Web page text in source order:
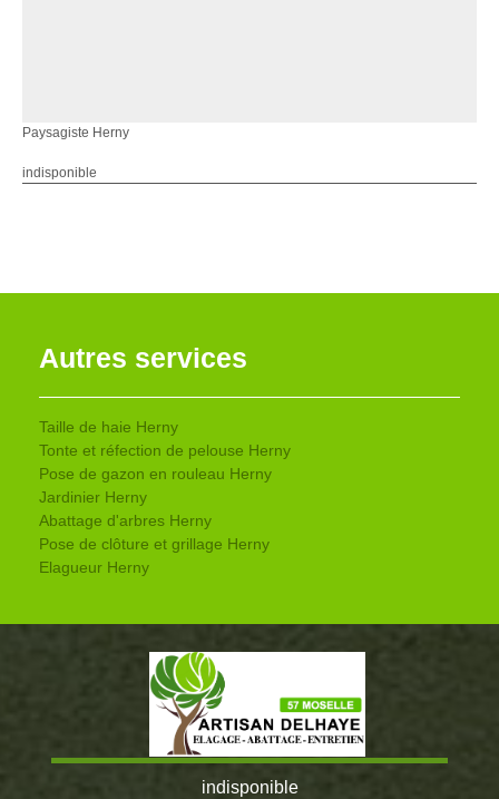
Paysagiste Herny
indisponible
Autres services
Taille de haie Herny
Tonte et réfection de pelouse Herny
Pose de gazon en rouleau Herny
Jardinier Herny
Abattage d'arbres Herny
Pose de clôture et grillage Herny
Elagueur Herny
indisponible